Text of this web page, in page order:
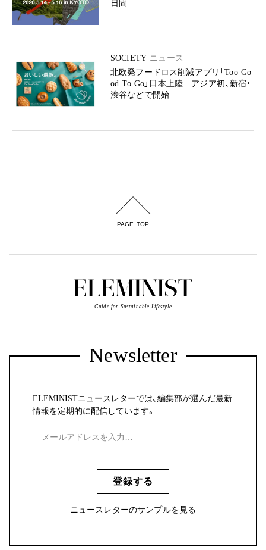
日間
SOCIETY ニュース
北欧発フードロス削減アプリ「Too Go
od To Go」日本上陸 アジア初、新宿・
渋谷などで開始
PAGE TOP
Guide for Sustainable Lifestyle
Newsletter
ELEMINISTニュースレターでは、編集部が選んだ最新
情報を定期的に配信しています。
登録する
ニュースレターのサンプルを見る